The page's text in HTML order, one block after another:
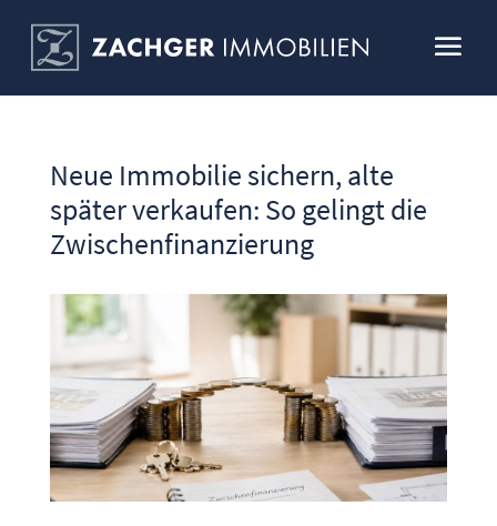
Neue Immobilie sichern, alte
später verkaufen: So gelingt die
Zwischenfinanzierung